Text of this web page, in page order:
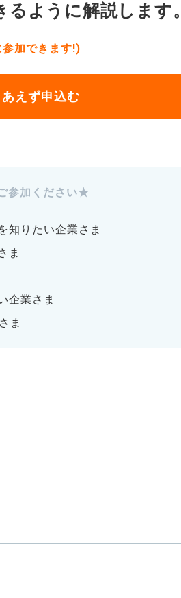
るように解説します
加できます!)
あえず申込む
参加ください★
知りたい企業さま
ま
企業さま
ま